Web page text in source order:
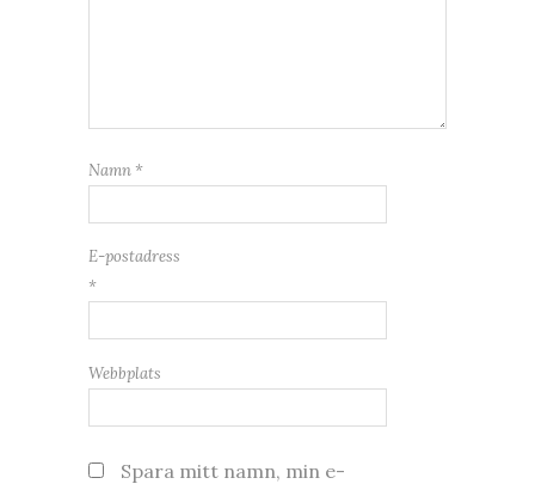
Namn *
E-postadress
*
Webbplats
Spara mitt namn, min e-